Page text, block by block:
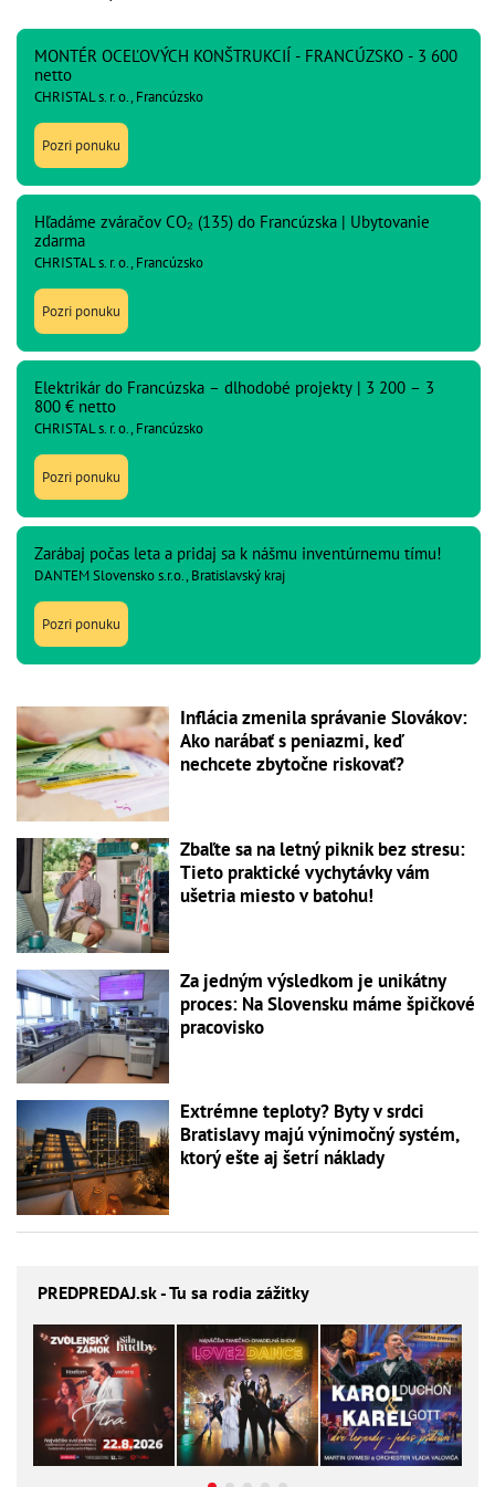
MONTÉR OCEĽOVÝCH KONŠTRUKCIÍ - FRANCÚZSKO - 3 600
netto
CHRISTAL s. r. o., Francúzsko
Pozri ponuku
Hľadáme zváračov CO₂ (135) do Francúzska | Ubytovanie
zdarma
CHRISTAL s. r. o., Francúzsko
Pozri ponuku
Elektrikár do Francúzska – dlhodobé projekty | 3 200 – 3
800 € netto
CHRISTAL s. r. o., Francúzsko
Pozri ponuku
Zarábaj počas leta a pridaj sa k nášmu inventúrnemu tímu!
DANTEM Slovensko s.r.o., Bratislavský kraj
Pozri ponuku
Inflácia zmenila správanie Slovákov:
Ako narábať s peniazmi, keď
nechcete zbytočne riskovať?
Zbaľte sa na letný piknik bez stresu:
Tieto praktické vychytávky vám
ušetria miesto v batohu!
Za jedným výsledkom je unikátny
proces: Na Slovensku máme špičkové
pracovisko
Extrémne teploty? Byty v srdci
Bratislavy majú výnimočný systém,
ktorý ešte aj šetrí náklady
PREDPREDAJ.sk - Tu sa rodia zážitky